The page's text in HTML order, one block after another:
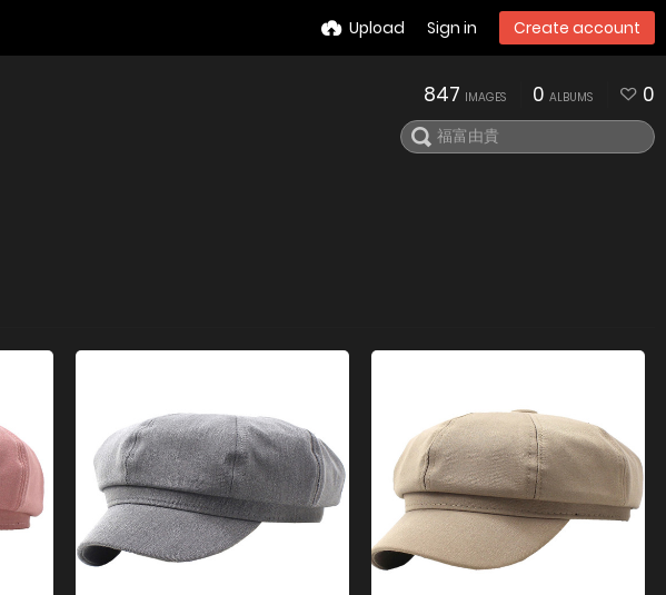
Upload Sign in Create account
847 IMAGES 0 ALBUMS 0